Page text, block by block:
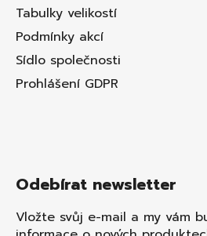
Tabulky velikostí
Podmínky akcí
Sídlo společnosti
Prohlášení GDPR
Odebírat newsletter
Vložte svůj e-mail a my vám